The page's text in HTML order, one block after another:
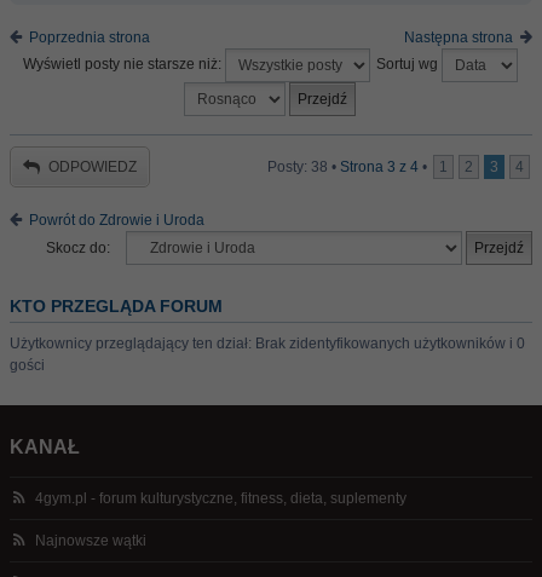
Poprzednia strona
Następna strona
Wyświetl posty nie starsze niż:
Sortuj wg
ODPOWIEDZ Posty: 38 • Strona 3 z 4 • 1 2 3 4
Powrót do Zdrowie i Uroda
Skocz do:
KTO PRZEGLĄDA FORUM
Użytkownicy przeglądający ten dział: Brak zidentyfikowanych użytkowników i 0
gości
KANAŁ
4gym.pl - forum kulturystyczne, fitness, dieta, suplementy
Najnowsze wątki